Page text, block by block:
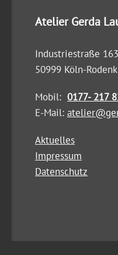
Atelier Gerda
Industriestraße 163
50999 Köln-
Mobil: 0177- 217
E-Mail:
Aktuelles
Impressum
Datenschutz